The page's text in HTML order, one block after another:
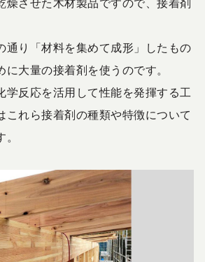
燥させた木材製品ですので、接着剤
通り「材料を集めて成形」したもの
に大量の接着剤を使うのです。
学反応を活用して性能を発揮する工
これら接着剤の種類や特徴について